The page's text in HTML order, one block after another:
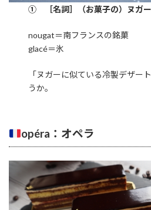
① ［名詞］（お菓子の）ヌガ
nougat＝南フランスの銘菓
glacé＝氷
「ヌガーに似ている冷製デザー
うか。
opéra：オペラ